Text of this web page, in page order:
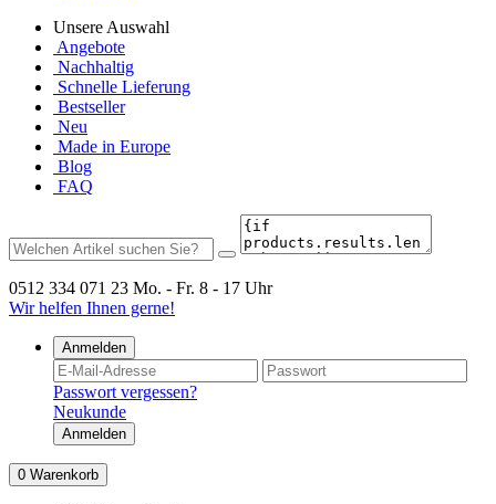
Unsere Auswahl
Angebote
Nachhaltig
Schnelle Lieferung
Bestseller
Neu
Made in Europe
Blog
FAQ
0512 334 071 23 Mo. - Fr. 8 - 17 Uhr
Wir helfen Ihnen gerne!
Anmelden
Passwort vergessen?
Neukunde
Anmelden
0 Warenkorb